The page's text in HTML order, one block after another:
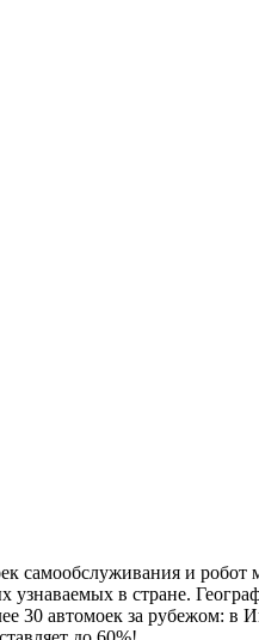
и робот
в стране.
30 автомоек за рубежом: в